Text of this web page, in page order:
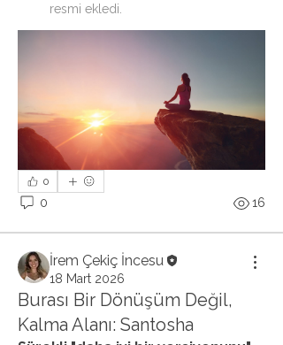
resmi ekledi.
0
0 16
İrem Çekiç İncesu
18 Mart 2026
Burası Bir Dönüşüm Değil,
Kalma Alanı: Santosha